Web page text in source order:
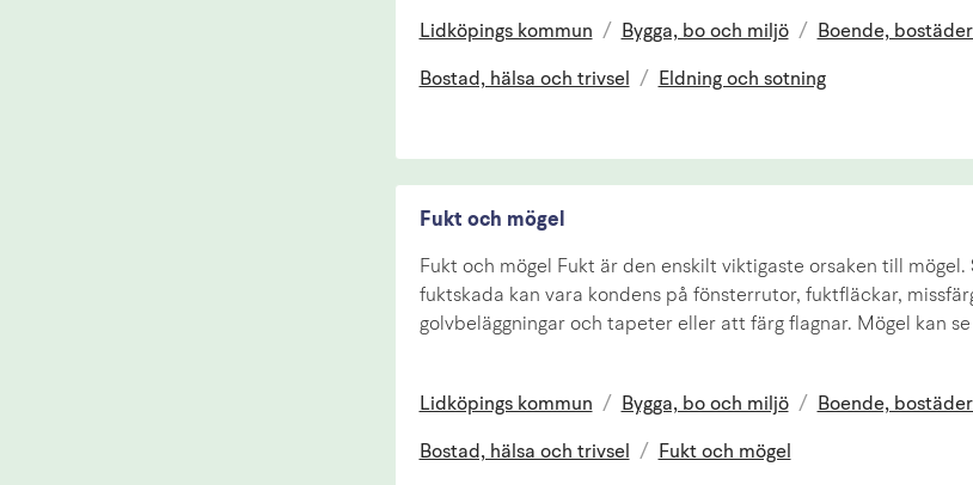
Lidköpings kommun / Bygga, bo och miljö / Boende,
Bostad, hälsa och trivsel / Eldning och sotning
Fukt och mögel
Fukt och mögel Fukt är den enskilt viktigaste orsaken till mögel.
fuktskada kan vara kondens på fönsterrutor, fuktfläckar,
golvbeläggningar och tapeter eller att färg flagnar. Mögel kan
Lidköpings kommun / Bygga, bo och miljö / Boende,
Bostad, hälsa och trivsel / Fukt och mögel